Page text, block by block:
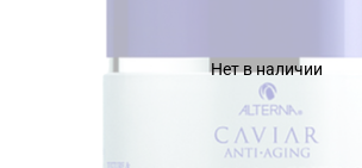
Нет в наличии